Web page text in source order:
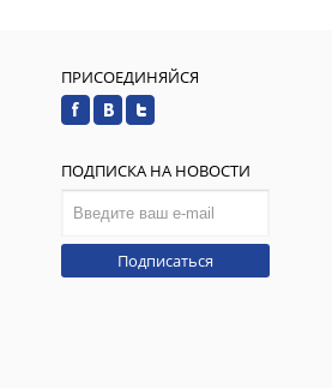
ПРИСОЕДИНЯЙСЯ
ПОДПИСКА НА НОВОСТИ
Подписаться